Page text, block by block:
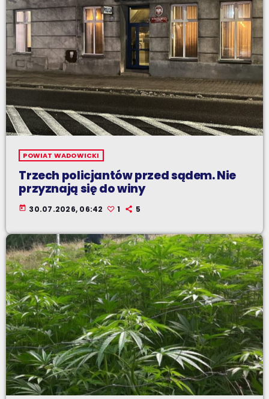
POWIAT WADOWICKI
Trzech policjantów przed sądem. Nie
przyznają się do winy
today 30.07.2026, 06:42 1 5